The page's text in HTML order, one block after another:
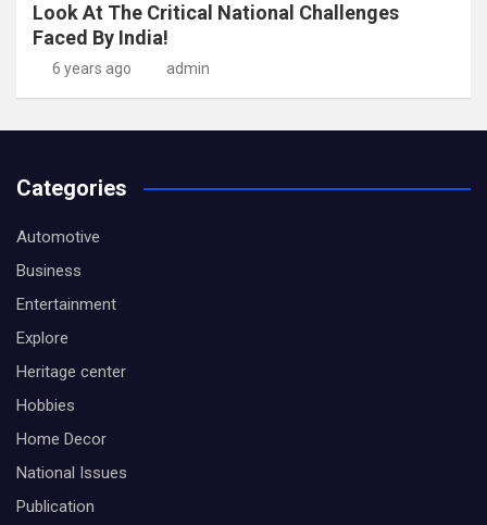
Look At The Critical National Challenges
Faced By India!
6 years ago admin
Categories
Automotive
Business
Entertainment
Explore
Heritage center
Hobbies
Home Decor
National Issues
Publication